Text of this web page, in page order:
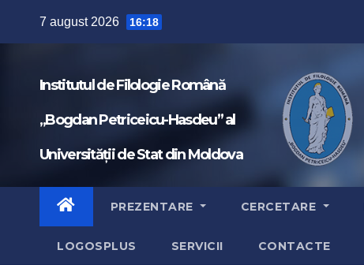
7 august 2026 16:18
Institutul de Filologie Română
„Bogdan Petriceicu-Hasdeu” al
Universității de Stat din Moldova
PREZENTARE CERCETARE
LOGOSPLUS SERVICII CONTACTE